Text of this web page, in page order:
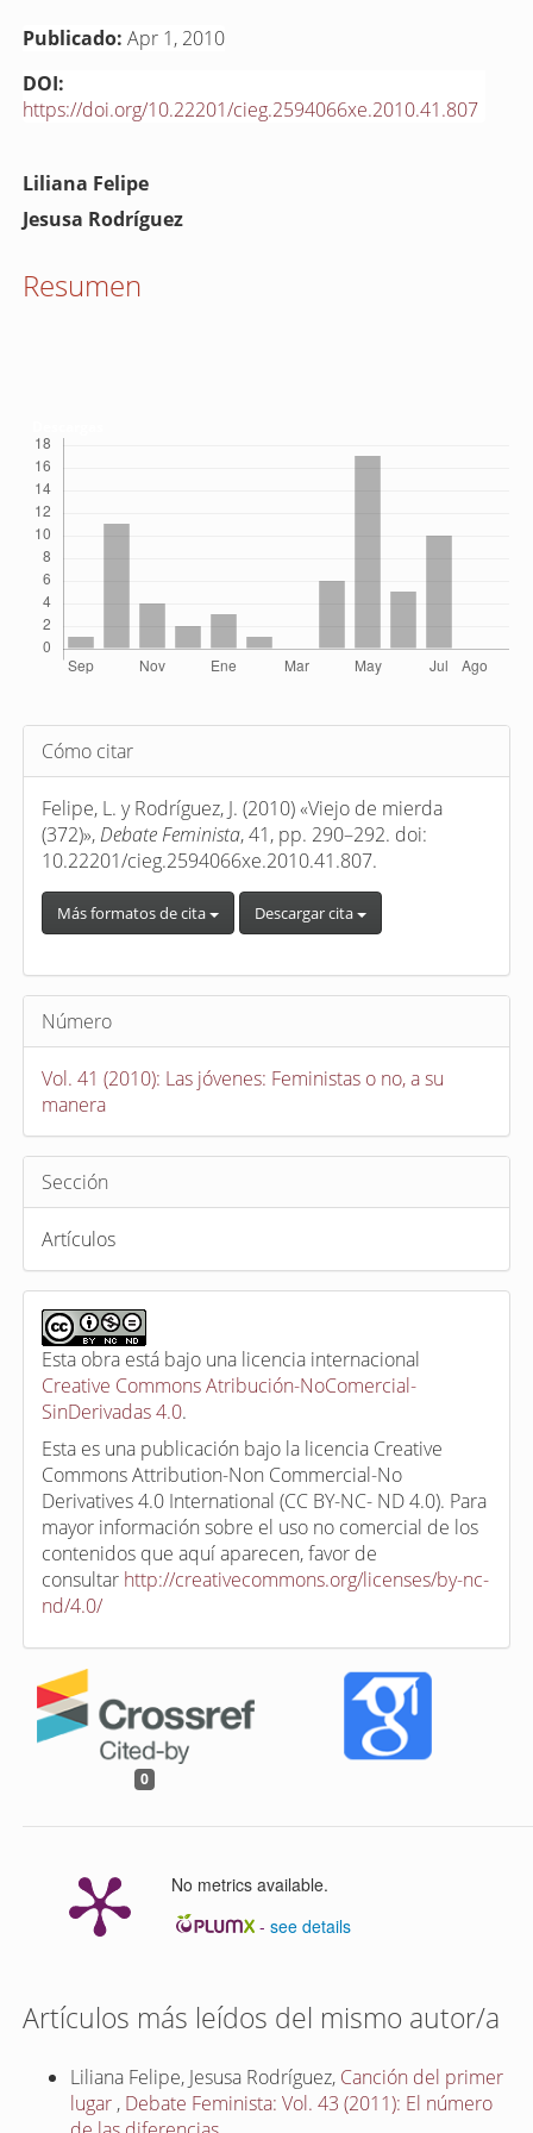
Publicado: Apr 1, 2010
DOI:
https://doi.org/10.22201/cieg.2594066xe.2010.41.807
Contenido
principal
artículo
Liliana Felipe
Jesusa Rodríguez
Resumen
Detalles
del
artículo
Cómo citar
Felipe, L. y Rodríguez, J. (2010) «Viejo de mierda
(372)», Debate Feminista, 41, pp. 290–292. doi:
10.22201/cieg.2594066xe.2010.41.807.
Más formatos de cita Descargar cita
Número
Vol. 41 (2010): Las jóvenes: Feministas o no, a su
manera
Sección
Artículos
Esta obra está bajo una licencia internacional
Creative Commons Atribución-NoComercial-
SinDerivadas 4.0.
Esta es una publicación bajo la licencia Creative
Commons Attribution-Non Commercial-No
Derivatives 4.0 International (CC BY-NC- ND 4.0). Para
mayor información sobre el uso no comercial de los
contenidos que aquí aparecen, favor de
consultar http://creativecommons.org/licenses/by-nc-
nd/4.0/
0
No metrics available.
-see details
Artículos más leídos del mismo autor/a
Liliana Felipe, Jesusa Rodríguez, Canción del primer
lugar , Debate Feminista: Vol. 43 (2011): El número